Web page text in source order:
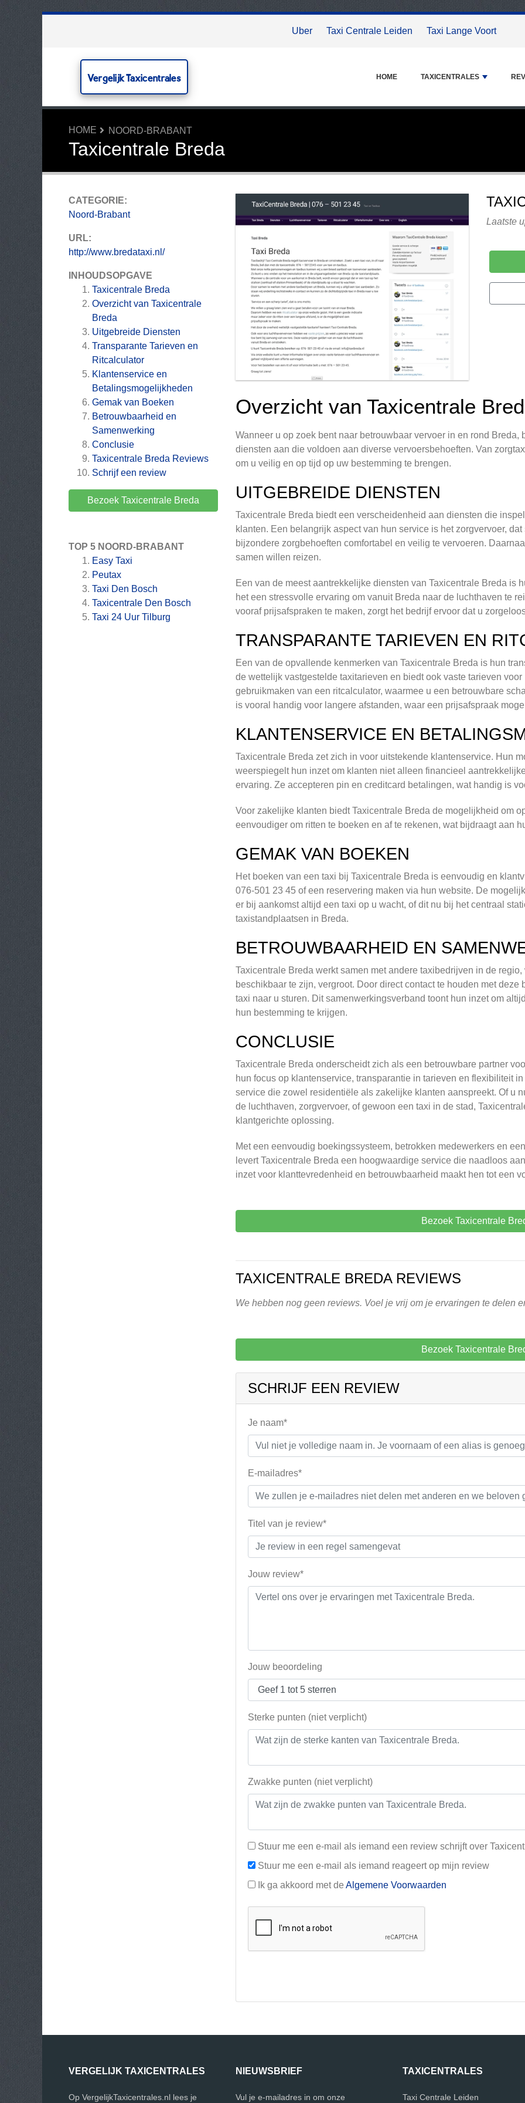
Uber Taxi Centrale Leiden Taxi Lange Voort
Vergelijk Taxicentrales HOME TAXICENTRALES
HOME NOORD-BRABANT
Taxicentrale Breda
CATEGORIE:
Noord-Brabant
URL:
http://www.bredataxi.nl/
INHOUDSOPGAVE
Taxicentrale Breda
Overzicht van Taxicentrale
Breda
Uitgebreide Diensten
Transparante Tarieven en
Ritcalculator
Klantenservice en
Betalingsmogelijkheden
Gemak van Boeken
Betrouwbaarheid en
Samenwerking
Conclusie
Taxicentrale Breda Reviews
Schrijf een review
Bezoek Taxicentrale Breda
TOP 5 NOORD-BRABANT
Easy Taxi
Peutax
Taxi Den Bosch
Taxicentrale Den Bosch
Taxi 24 Uur Tilburg
Laatste
Overzicht van Taxicentrale
Wanneer u op zoek bent naar betrouwbaar vervoer in en rond
diensten aan die voldoen aan diverse vervoersbehoeften. Van
om u veilig en op tijd op uw bestemming te brengen.
UITGEBREIDE DIENSTEN
Taxicentrale Breda biedt een verscheidenheid aan diensten die
klanten. Een belangrijk aspect van hun service is het zorgvervoer,
bijzondere zorgbehoeften comfortabel en veilig te vervoeren.
samen willen reizen.
Een van de meest aantrekkelijke diensten van Taxicentrale Breda is
het een stressvolle ervaring om vanuit Breda naar de luchthaven te
vooraf prijsafspraken te maken, zorgt het bedrijf ervoor dat u
TRANSPARANTE TARIEVEN EN
Een van de opvallende kenmerken van Taxicentrale Breda is hun
de wettelijk vastgestelde taxitarieven en biedt ook vaste tarieven
gebruikmaken van een ritcalculator, waarmee u een betrouwbare
is vooral handig voor langere afstanden, waar een prijsafspraak
KLANTENSERVICE EN
Taxicentrale Breda zet zich in voor uitstekende klantenservice. Hun
weerspiegelt hun inzet om klanten niet alleen financieel
ervaring. Ze accepteren pin en creditcard betalingen, wat handig is
Voor zakelijke klanten biedt Taxicentrale Breda de mogelijkheid om
eenvoudiger om ritten te boeken en af te rekenen, wat bijdraagt aan
GEMAK VAN BOEKEN
Het boeken van een taxi bij Taxicentrale Breda is eenvoudig en
076-501 23 45 of een reservering maken via hun website. De
er bij aankomst altijd een taxi op u wacht, of dit nu bij het centraal
taxistandplaatsen in Breda.
BETROUWBAARHEID EN
Taxicentrale Breda werkt samen met andere taxibedrijven in de
beschikbaar te zijn, vergroot. Door direct contact te houden met
taxi naar u sturen. Dit samenwerkingsverband toont hun inzet om
hun bestemming te krijgen.
CONCLUSIE
Taxicentrale Breda onderscheidt zich als een betrouwbare partner
hun focus op klantenservice, transparantie in tarieven en flexibiliteit
service die zowel residentiële als zakelijke klanten aanspreekt. Of u
de luchthaven, zorgvervoer, of gewoon een taxi in de stad,
klantgerichte oplossing.
Met een eenvoudig boekingssysteem, betrokken medewerkers en
levert Taxicentrale Breda een hoogwaardige service die naadloos
inzet voor klanttevredenheid en betrouwbaarheid maakt hen tot een
Bezoek Taxicentrale
TAXICENTRALE BREDA REVIEWS
We hebben nog geen reviews. Voel je vrij om je ervaringen te delen
Bezoek Taxicentrale
SCHRIJF EEN REVIEW
Je naam*
E-mailadres*
Titel van je review*
Jouw review*
Jouw beoordeling
Sterke punten (niet verplicht)
Zwakke punten (niet verplicht)
Stuur me een e-mail als iemand een review schrijft over
Stuur me een e-mail als iemand reageert op mijn review
Ik ga akkoord met de Algemene Voorwaarden
VERGELIJK TAXICENTRALES
Op VergelijkTaxicentrales.nl lees je
NIEUWSBRIEF
Vul je e-mailadres in om onze
TAXICENTRALES
Taxi Centrale Leiden